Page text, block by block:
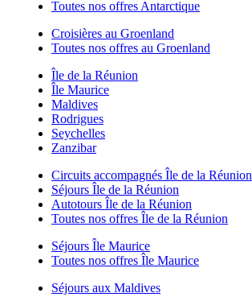
Toutes nos offres Antarctique
Croisières au Groenland
Toutes nos offres au Groenland
Île de la Réunion
Île Maurice
Maldives
Rodrigues
Seychelles
Zanzibar
Circuits accompagnés Île de la Réunion
Séjours Île de la Réunion
Autotours Île de la Réunion
Toutes nos offres Île de la Réunion
Séjours Île Maurice
Toutes nos offres Île Maurice
Séjours aux Maldives